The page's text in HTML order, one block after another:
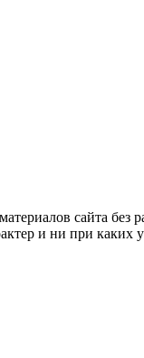
сайта без
и ни при каких